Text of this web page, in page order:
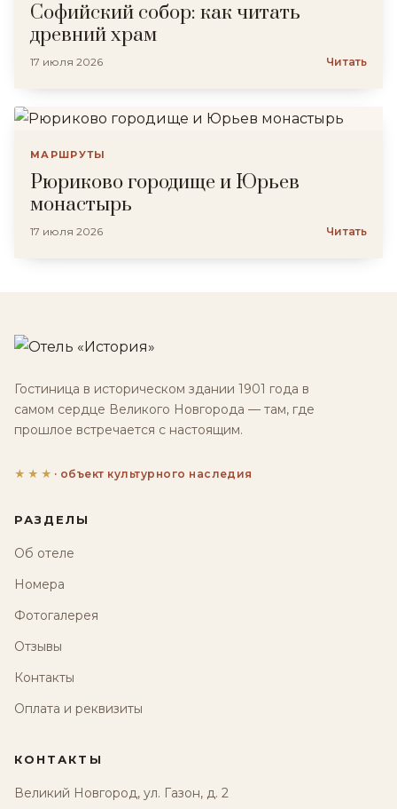
Софийский собор: как читать
древний храм
17 июля 2026 Читать
МАРШРУТЫ
Рюриково городище и Юрьев
монастырь
17 июля 2026 Читать
Гостиница в историческом здании 1901 года в
самом сердце Великого Новгорода — там, где
прошлое встречается с настоящим.
★★★ · объект культурного наследия
РАЗДЕЛЫ
Об отеле
Номера
Фотогалерея
Отзывы
Контакты
Оплата и реквизиты
КОНТАКТЫ
Великий Новгород, ул. Газон, д. 2